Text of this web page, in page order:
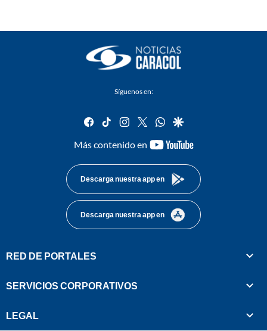
Síguenos en:
facebook
tiktok instagram
twitterwhatsapp
google
Más contenido en
youtube-
Descarga nuestra app en
Descarga nuestra app en
RED DE PORTALES
SERVICIOS CORPORATIVOS
LEGAL